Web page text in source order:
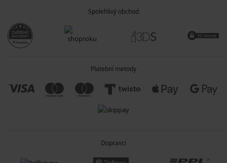
Spolehlivý obchod
Platební metody
Dopravci